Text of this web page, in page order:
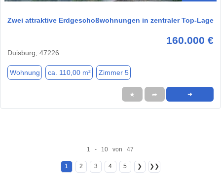
Zwei attraktive Erdgeschoßwohnungen in zentraler Top-Lage
160.000 €
Duisburg, 47226
Wohnung ca. 110,00 m² Zimmer 5
★ ➦ ➜
1 - 10 von 47
1 2 3 4 5 ❯ ❯❯